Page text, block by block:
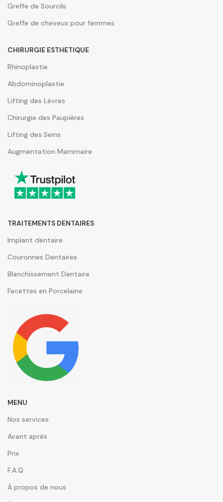
Greffe de Sourcils
Greffe de cheveux pour femmes
CHIRURGIE ESTHETIQUE
Rhinoplastie
Abdominoplastie
Lifting des Lèvres
Chirurgie des Paupières
Lifting des Seins
Augmentation Mammaire
TRAITEMENTS DENTAIRES
Implant dentaire
Couronnes Dentaires
Blanchissement Dentaire
Facettes en Porcelaine
MENU
Nos services
Avant après
Prix
F.A.Q
À propos de nous